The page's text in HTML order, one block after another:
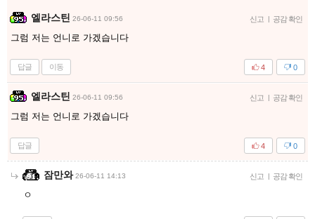
엘라스틴 26-06-11 09:56 신고 | 공감 확인
그럼 저는 언니로 가겠습니다
답글 이동 0
4
엘라스틴 26-06-11 09:56 신고 | 공감 확인
그럼 저는 언니로 가겠습니다
답글 0
4
잠만와 26-06-11 14:13 신고 | 공감 확인
ㅇ